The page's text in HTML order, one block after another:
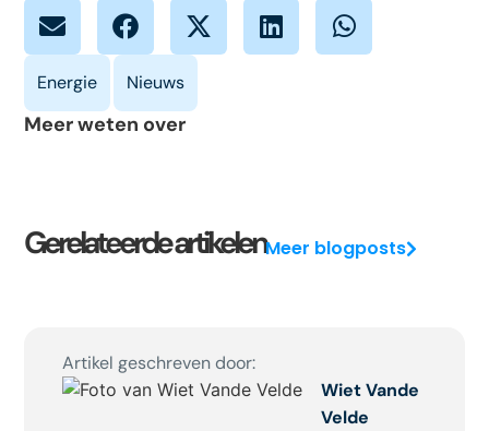
Meer weten over
Gerelateerde artikelenMeer blogposts
Artikel geschreven door:
Wiet Vande
Velde